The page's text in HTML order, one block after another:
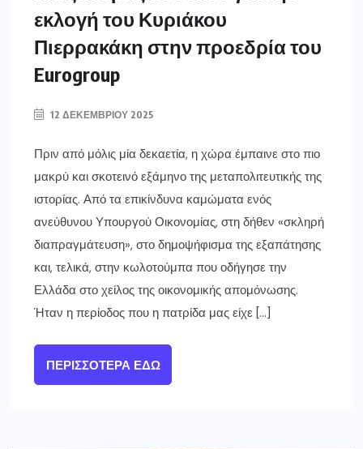
εκλογή του Κυριάκου
Πιερρακάκη στην προεδρία του
Eurogroup
12 ΔΕΚΕΜΒΡΊΟΥ 2025
Πριν από μόλις μία δεκαετία, η χώρα έμπαινε στο πιο
μακρύ και σκοτεινό εξάμηνο της μεταπολιτευτικής της
ιστορίας. Από τα επικίνδυνα καμώματα ενός
ανεύθυνου Υπουργού Οικονομίας, στη δήθεν «σκληρή
διαπραγμάτευση», στο δημοψήφισμα της εξαπάτησης
και, τελικά, στην κωλοτούμπα που οδήγησε την
Ελλάδα στο χείλος της οικονομικής απομόνωσης.
Ήταν η περίοδος που η πατρίδα μας είχε […]
ΠΕΡΙΣΣΌΤΕΡΑ ΕΔΏ